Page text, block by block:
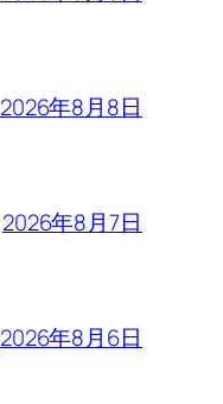
2026年8月8日
2026年8月7日
2026年8月6日